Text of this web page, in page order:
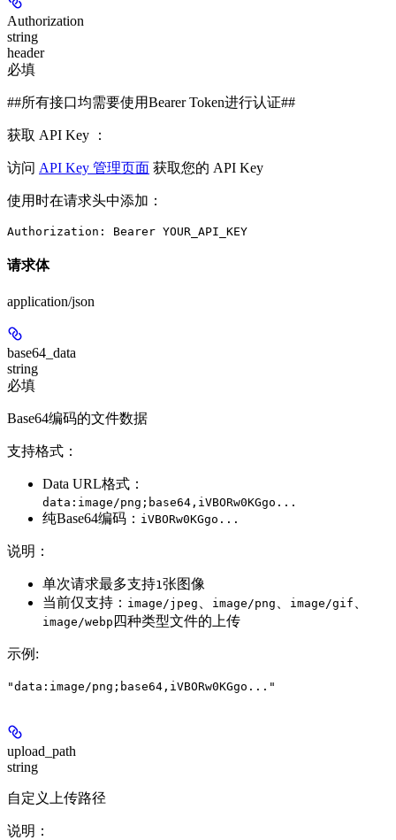
Authorization
string
header
必填
##所有接口均需要使用Bearer Token进行认证##
获取 API Key ：
访问 API Key 管理页面 获取您的 API Key
使用时在请求头中添加：
Authorization: Bearer YOUR_API_KEY
请求体
application/json
base64_data
string
必填
Base64编码的文件数据
支持格式：
Data URL格式：
data:image/png;base64,iVBORw0KGgo...
纯Base64编码： iVBORw0KGgo...
说明：
单次请求最多支持1张图像
当前仅支持： image/jpeg image/png image/gif
image/webp 四种类型文件的上传
示例 :
"data:image/png;base64,iVBORw0KGgo..."
upload_path
string
自定义上传路径
说明：